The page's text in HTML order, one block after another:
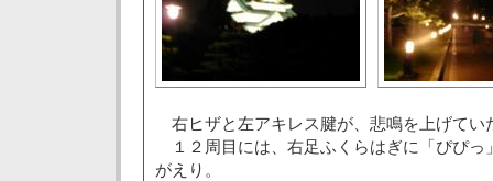
右ヒザと左アキレス腱が、悲鳴を上げてい
１２周目には、右足ふくらはぎに「ぴぴっ
がえり。